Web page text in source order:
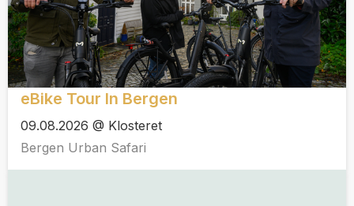
eBike Tour In Bergen
09.08.2026 @ Klosteret
Bergen Urban Safari